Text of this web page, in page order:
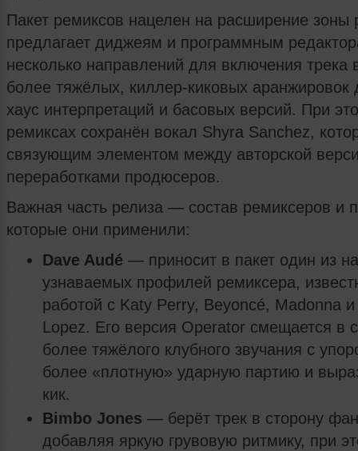
Пакет ремиксов нацелен на расширение зоны
предлагает диджеям и программным
несколько направлений для включения трека
более тяжёлых, киллер-киковых аранжировок
хаус интерпретаций и басовых версий. При
ремиксах сохранён вокал Shyra Sanchez,
связующим элементом между авторской
переработками продюсеров.
Важная часть релиза — состав ремиксеров и
которые они применили:
Dave Audé — приносит в пакет один из
узнаваемых профилей ремиксера,
работой с Katy Perry, Beyoncé, Madonna
Lopez. Его версия Operator смещается в
более тяжёлого клубного звучания с
более «плотную» ударную партию и
кик.
Bimbo Jones — берёт трек в сторону
добавляя яркую грувовую ритмику, при